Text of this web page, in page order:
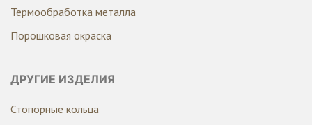
Термообработка металла
Порошковая окраска
ДРУГИЕ ИЗДЕЛИЯ
Стопорные кольца